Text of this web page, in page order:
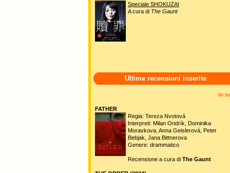
Speciale SHOKUZAI
A cura di The Gaunt
Ultime recensioni inserite
in
FATHER
Regia: Tereza Nvotová
Interpreti: Milan Ondrík, Dominika
Moravkova, Anna Geislerová, Peter
Bebjak, Jana Bittnerova
Genere: drammatico
Recensione a cura di The Gaunt